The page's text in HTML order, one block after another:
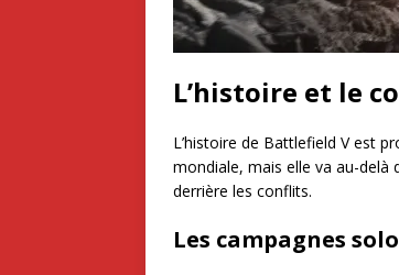
L’histoire et le
L’histoire de Battlefield V est
mondiale, mais elle va au-delà
derrière les conflits.
Les campagnes solo